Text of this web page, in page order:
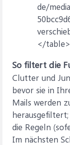
de/
</
So filtert die
Clutter und
bevor sie in
Mails werden
die Regeln
Im nächsten